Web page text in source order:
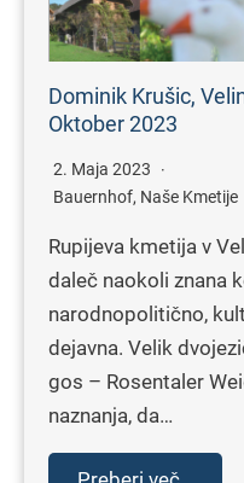
Dominik Krušic,
Oktober 2023
2. Maja 2023
Bauernhof, Naše Kmetije
Rupijeva kmetija v
daleč naokoli znana
narodnopolitično,
dejavna. Velik
gos – Rosentaler
naznanja, da…